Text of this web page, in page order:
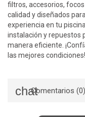
filtros, accesorios,
calidad y diseñados
experiencia en tu
instalación y repuestos
manera eficiente.
las mejores
Comentarios (0)